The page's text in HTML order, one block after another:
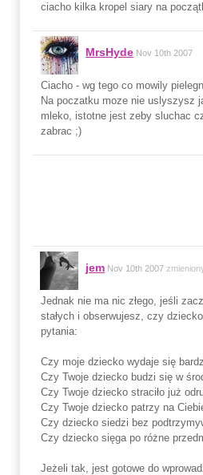
ciacho kilka kropel siary na
MrsHyde Nov 10th 2007
Ciacho - wg tego co mowily
Na poczatku moze nie uslyszysz
mleko, istotne jest zeby sluchac
zabrac ;)
jem Nov 10th 2007
Jednak nie ma nic złego, jeśli
stałych i obserwujesz, czy
pytania:
Czy moje dziecko wydaje się
Czy Twoje dziecko budzi się w
Czy Twoje dziecko straciło już
Czy Twoje dziecko patrzy na
Czy dziecko siedzi bez
Czy dziecko sięga po różne
Jeżeli tak, jest gotowe do